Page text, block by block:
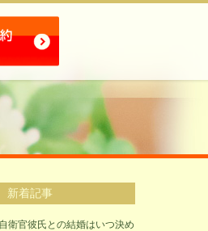
新着記事
自衛官彼氏との結婚はいつ決め